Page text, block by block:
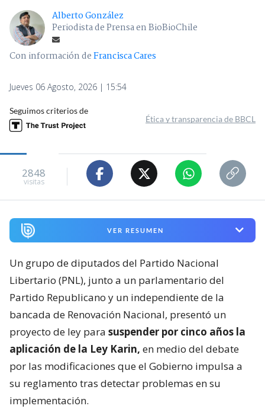
Alberto González
Periodista de Prensa en BioBioChile
Con información deFrancisca Cares
Jueves 06 Agosto, 2026 | 15:54
Seguimos criterios de
Ética y transparencia de BBCL
2848
visitas
VER RESUMEN
Un grupo de diputados del Partido Nacional
Libertario (PNL), junto a un parlamentario del
Partido Republicano y un independiente de la
bancada de Renovación Nacional, presentó un
proyecto de ley para suspender por cinco años la
aplicación de la Ley Karin, en medio del debate
por las modificaciones que el Gobierno impulsa a
su reglamento tras detectar problemas en su
implementación.